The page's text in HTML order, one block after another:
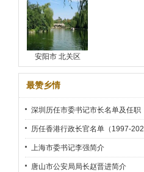
安阳市 北关区
最赞乡情
深圳历任市委书记市长名单及任职
时间
历任香港行政长官名单（1997-202
2）
上海市委书记李强简介
唐山市公安局局长赵晋进简介